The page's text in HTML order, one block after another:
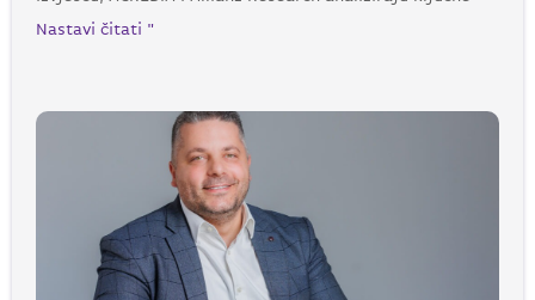
Nastavi čitati "